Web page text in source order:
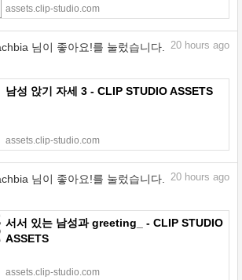
assets.clip-studio.com
님이 좋아요!를 눌렀습니다.
20 hours ago
남성 앉기 자세 3 - CLIP STUDIO ASSETS
assets.clip-studio.com
님이 좋아요!를 눌렀습니다.
20 hours ago
서서 있는 남성과 greeting_ - CLIP STUDIO
ASSETS
assets.clip-studio.com